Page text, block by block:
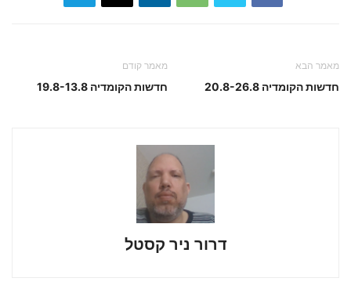
מאמר קודם
חדשות הקומדיה 19.8-13.8
מאמר הבא
חדשות הקומדיה 20.8-26.8
דרור ניר קסטל